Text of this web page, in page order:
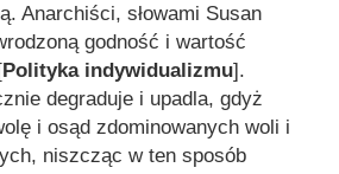
Anarchiści, słowami Susan
godność i wartość
Polityka indywidualizmu].
degraduje i upadla, gdyż
i osąd zdominowanych woli i
niszcząc w ten sposób